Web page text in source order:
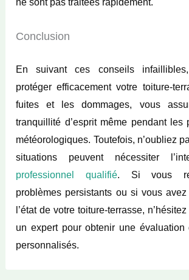
ne sont pas traitées rapidement.
Conclusion
En suivant ces conseils
protéger efficacement votre toiture-
fuites et les dommages, vous
tranquillité d’esprit même pendant les
météorologiques. Toutefois, n’oubliez
situations peuvent nécessiter
professionnel qualifié. Si vous
problèmes persistants ou si vous
l’état de votre toiture-terrasse,
un expert pour obtenir une
personnalisés.